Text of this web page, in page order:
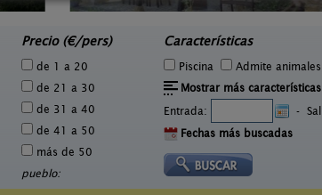
Precio (€/pers)
de 1 a 20
de 21 a 30
de 31 a 40
de 41 a 50
más de 50
pueblo:
Características
Piscina Admite animales
Mostrar más características
Entrada:
-
Fechas más buscadas